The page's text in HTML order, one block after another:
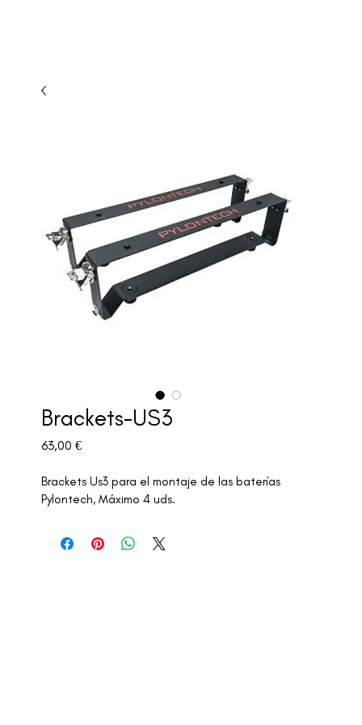
Brackets-US3
63,00 €Precio
Brackets Us3 para el montaje de las baterías
Pylontech, Máximo 4 uds.